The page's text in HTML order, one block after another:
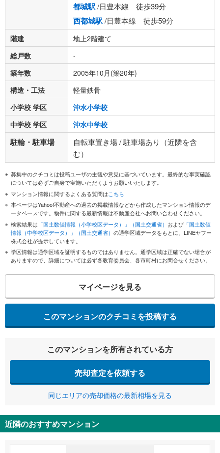
都城駅/日豊本線 徒歩39分
西都城駅/日豊本線 徒歩59分
階建
地上2階建て
総戸数
-
築年数
2005年10月(築20年)
構造・工法
軽量鉄骨
小学校 学区
沖水小学校
中学校 学区
沖水中学校
駐輪・駐車場
自転車置き場 / 駐車場あり（近隣を含
む）
募集中のクチコミは投稿ユーザの主観や意見に基づいています。最終的な事実確認
については必ずご自身で実施いただくようお願いいたします。
マンション情報に関するよくある質問はこちら
本ページはYahoo!不動産への過去の掲載情報などから作成したマンション情報のデ
ータベースです。物件に関する最新情報は不動産会社へお問い合わせください。
検索結果は 「国土数値情報（小学校区データ）」（国土交通省） および 「国土数値
情報（中学校区データ）」（国土交通省） の通学区域データをもとに、LINEヤフー
株式会社が提示しています。
学区情報は通学区域を証明するものではありません。通学区域は正確でない場合が
ありますので、詳細については必ず各教育委員会、各市町村にお問合せください。
マイページを見る
このマンションのクチコミを投稿する
このマンションを所有されている方
売却査定を依頼する
同じエリアの売却価格の最新相場を見る
近隣のおすすめマンション